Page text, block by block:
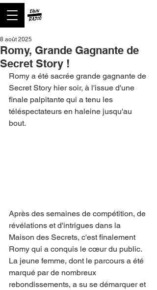
Romy, Grande Gagnante de
Secret Story !
8 août 2025
Romy a été sacrée grande gagnante de
Secret Story hier soir, à l'issue d'une
finale palpitante qui a tenu les
téléspectateurs en haleine jusqu'au
bout.
Après des semaines de compétition, de
révélations et d'intrigues dans la
Maison des Secrets, c'est finalement
Romy qui a conquis le cœur du public.
La jeune femme, dont le parcours a été
marqué par de nombreux
rebondissements, a su se démarquer et